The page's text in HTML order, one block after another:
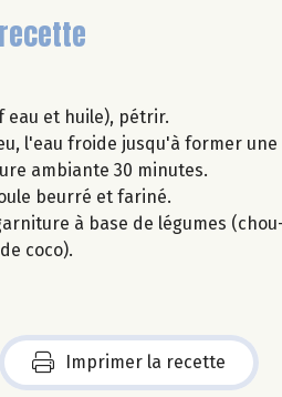
recette
eau et huile), pétrir.
l'eau froide jusqu'à former une
ambiante 30 minutes.
beurré et fariné.
à base de légumes
coco).
Imprimer la recette